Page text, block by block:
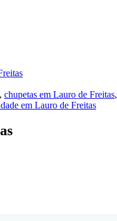
, chupetas em Lauro de Freitas,
em Lauro de Freitas